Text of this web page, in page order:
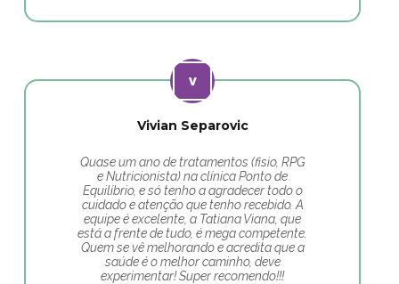
Vivian Separovic
Quase um ano de tratamentos (fisio, RPG
e Nutricionista) na clínica Ponto de
Equilíbrio, e só tenho a agradecer todo o
cuidado e atenção que tenho recebido. A
equipe é excelente, a Tatiana Viana, que
está a frente de tudo, é mega competente.
Quem se vê melhorando e acredita que a
saúde é o melhor caminho, deve
experimentar! Super recomendo!!!